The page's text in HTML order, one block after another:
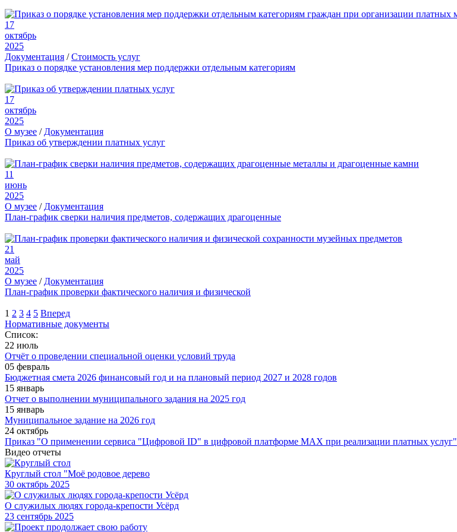
17
октябрь
2025
Документация /Стоимость услуг
Приказ о порядке установления мер поддержки отдельным категориям
17
октябрь
2025
О музее / Документация
Приказ об утверждении платных услуг
11
июнь
2025
О музее / Документация
План-график сверки наличия предметов, содержащих драгоценные
21
май
2025
О музее / Документация
План-график проверки фактического наличия и физической
1 2 3 4 5 Вперед
Нормативные документы
Список:
22 июль
Отчёт о проведении специальной оценки условий труда
05 февраль
Бюджетная смета 2026 финансовый год и на плановый период 2027 и 2028 годов
15 январь
Отчет о выполнении муниципального задания на 2025 год
15 январь
Муниципальное задание на 2026 год
24 октябрь
Приказ "О применении сервиса "Цифровой ID" в цифровой платформе МАХ при реализации платных услуг"
Видео отчеты
Круглый стол "Моё родовое дерево
30 октябрь 2025
О служилых людях города-крепости Усёрд
23 сентябрь 2025